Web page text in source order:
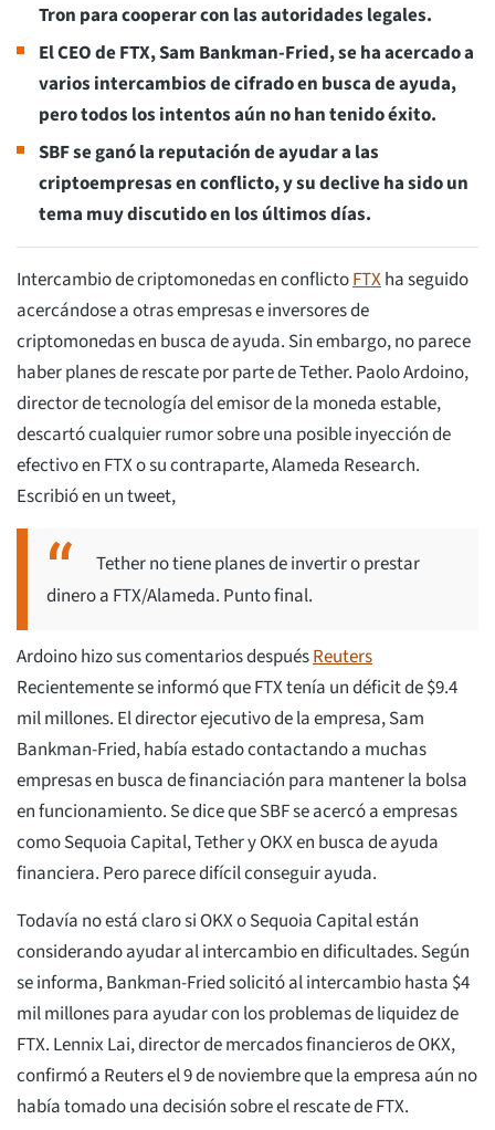
Tron para cooperar con las autoridades legales.
El CEO de FTX, Sam Bankman-Fried, se ha acercado a
varios intercambios de cifrado en busca de ayuda,
pero todos los intentos aún no han tenido éxito.
SBF se ganó la reputación de ayudar a las
criptoempresas en conflicto, y su declive ha sido un
tema muy discutido en los últimos días.
Intercambio de criptomonedas en conflictoFTXha seguido
acercándose a otras empresas e inversores de
criptomonedas en busca de ayuda. Sin embargo, no parece
haber planes de rescate por parte de Tether. Paolo Ardoino,
director de tecnología del emisor de la moneda estable,
descartó cualquier rumor sobre una posible inyección de
efectivo en FTX o su contraparte, Alameda Research.
Escribió en un tweet,
Tether no tiene planes de invertir o prestar
dinero a FTX/Alameda. Punto final.
Ardoino hizo sus comentarios despuésReuters
Recientemente se informó que FTX tenía un déficit de $9.4
mil millones. El director ejecutivo de la empresa, Sam
Bankman-Fried, había estado contactando a muchas
empresas en busca de financiación para mantener la bolsa
en funcionamiento. Se dice que SBF se acercó a empresas
como Sequoia Capital, Tether y OKX en busca de ayuda
financiera. Pero parece difícil conseguir ayuda.
Todavía no está claro si OKX o Sequoia Capital están
considerando ayudar al intercambio en dificultades. Según
se informa, Bankman-Fried solicitó al intercambio hasta $4
mil millones para ayudar con los problemas de liquidez de
FTX. Lennix Lai, director de mercados financieros de OKX,
confirmó a Reuters el 9 de noviembre que la empresa aún no
había tomado una decisión sobre el rescate de FTX.